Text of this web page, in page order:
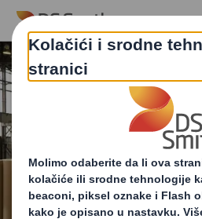
Skip to main content